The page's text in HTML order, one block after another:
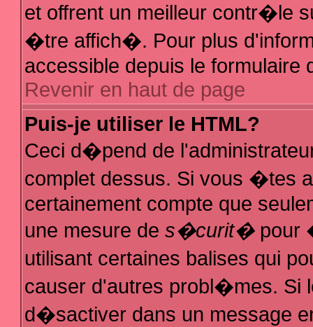
et offrent un meilleur contr�le
�tre affich�. Pour plus
accessible depuis le formulaire
Revenir en haut de page
Puis-je utiliser le HTML?
Ceci d�pend de
complet dessus. Si vous �tes
certainement compte que
une mesure de s�curit�pour
utilisant certaines balises qui
causer d'autres probl�mes. Si
d�sactiver dans un message